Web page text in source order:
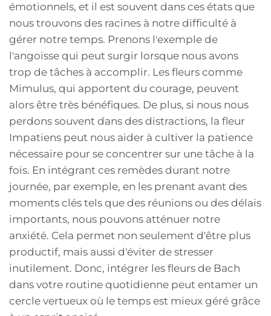
émotionnels, et il est souvent dans ces états que
nous trouvons des racines à notre difficulté à
gérer notre temps. Prenons l'exemple de
l'angoisse qui peut surgir lorsque nous avons
trop de tâches à accomplir. Les fleurs comme
Mimulus, qui apportent du courage, peuvent
alors être très bénéfiques. De plus, si nous nous
perdons souvent dans des distractions, la fleur
Impatiens peut nous aider à cultiver la patience
nécessaire pour se concentrer sur une tâche à la
fois. En intégrant ces remèdes durant notre
journée, par exemple, en les prenant avant des
moments clés tels que des réunions ou des délais
importants, nous pouvons atténuer notre
anxiété. Cela permet non seulement d'être plus
productif, mais aussi d'éviter de stresser
inutilement. Donc, intégrer les fleurs de Bach
dans votre routine quotidienne peut entamer un
cercle vertueux où le temps est mieux géré grâce